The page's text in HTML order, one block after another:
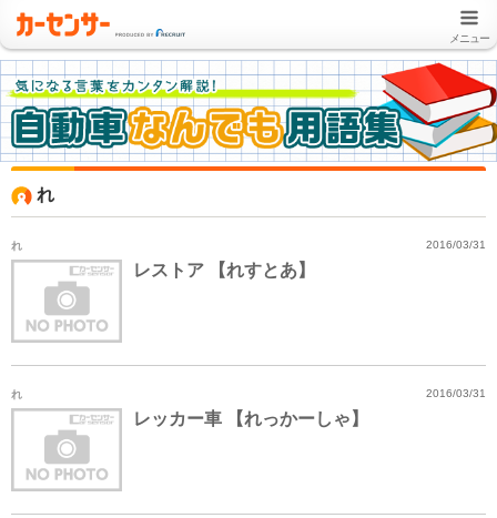
メニュー
れ
れ 2016/03/31
レストア 【れすとあ】
れ 2016/03/31
レッカー車 【れっかーしゃ】